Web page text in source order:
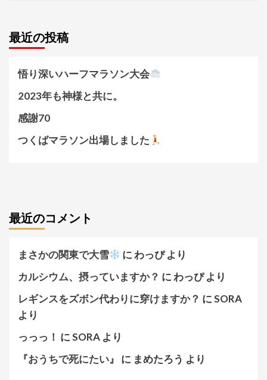
最近の投稿
悟り深いハーフマラソン大会
2023年も神様と共に。
感謝70
つくばマラソン出場しました
最近のコメント
まさかの関東で大雪 にわっぴより
カルシウム、摂っていますか？ にわっぴより
レギンスをズボン代わりに穿けますか？ にSORA
より
っっっ！ にSORA より
『おうちで死にたい』
に まめたろう より